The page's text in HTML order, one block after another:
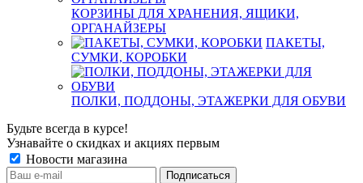
КОРЗИНЫ ДЛЯ ХРАНЕНИЯ, ЯЩИКИ,
ОРГАНАЙЗЕРЫ
ПАКЕТЫ,
СУМКИ, КОРОБКИ
ПОЛКИ, ПОДДОНЫ, ЭТАЖЕРКИ ДЛЯ ОБУВИ
Будьте всегда в курсе!
Узнавайте о скидках и акциях первым
Новости магазина